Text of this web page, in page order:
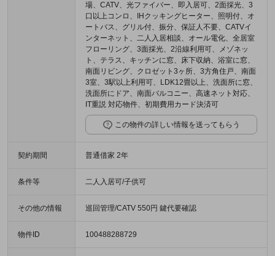
場、CATV、光ファイバー、即入居可、2面採光、3
口以上コンロ、IHクッキングヒーター、照明付、オ
ートバス、グリル付、振分、保証人不要、CATVイ
ンターネット、二人入居相談、オール電化、全居室
フローリング、3面採光、2沿線利用可、メゾネッ
ト、テラス、キッチンに窓、床下収納、浴室に窓、
南面リビング、クロゼット3ヶ所、3方角住戸、南面
3室、3駅以上利用可、LDK12畳以上、洗面所に窓、
洗面所にドア、南面バルコニー、高速ネット対応、
IT重説 対応物件、初期費用カード決済可
この物件の詳しい情報を送ってもらう
契約期間 普通借家 2年
条件等 二人入居可/子供可
その他の情報 巡回管理/CATV 550円 鍵代要確認
物件ID 100488288729